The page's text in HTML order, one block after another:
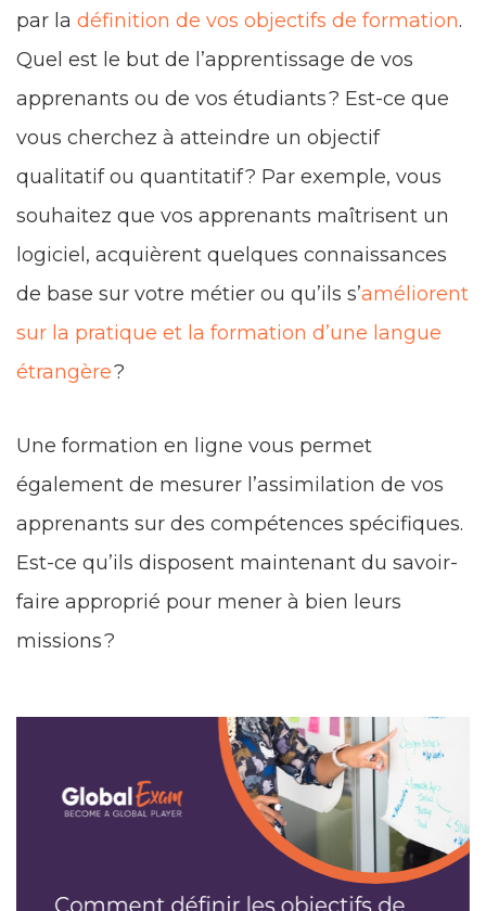
par la définition de vos objectifs de formation.
Quel est le but de l’apprentissage de vos
apprenants ou de vos étudiants ? Est-ce que
vous cherchez à atteindre un objectif
qualitatif ou quantitatif ? Par exemple, vous
souhaitez que vos apprenants maîtrisent un
logiciel, acquièrent quelques connaissances
de base sur votre métier ou qu’ils s’améliorent
sur la pratique et la formation d’une langue
étrangère?
Une formation en ligne vous permet
également de mesurer l’assimilation de vos
apprenants sur des compétences spécifiques.
Est-ce qu’ils disposent maintenant du savoir-
faire approprié pour mener à bien leurs
missions ?